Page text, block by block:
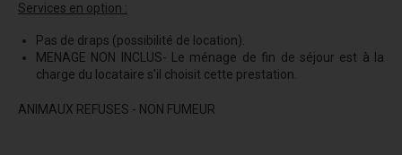
Services en option :
Pas de draps (possibilité de location).
MENAGE NON INCLUS- Le ménage de fin de séjour est à la
charge du locataire s'il choisit cette prestation.
ANIMAUX REFUSES - NON FUMEUR